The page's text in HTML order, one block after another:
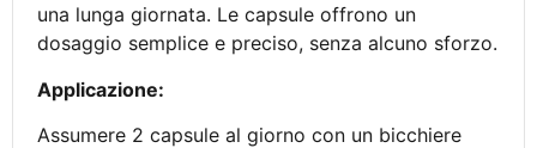
una lunga giornata. Le capsule offrono un
dosaggio semplice e preciso, senza alcuno sforzo.
Applicazione:
Assumere 2 capsule al giorno con un bicchiere